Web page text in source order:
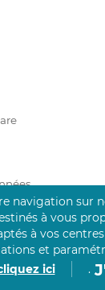
navigation sur
à vous
à vos
et
ici
.